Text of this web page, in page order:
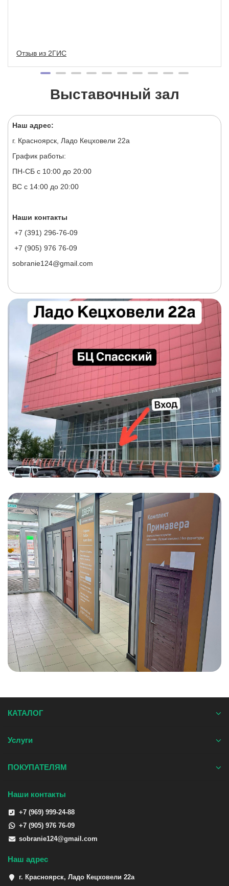
Отзыв из 2ГИС
Выставочный зал
Наш адрес:
г. Красноярск, Ладо Кецховели 22а
График работы:
ПН-СБ с 10:00 до 20:00
ВС с 14:00 до 20:00
Наши контакты
+7 (391) 296-76-09
+7 (905) 976 76-09
sobranie124@gmail.com
КАТАЛОГ
Услуги
ПОКУПАТЕЛЯМ
Наши контакты
+7 (969) 999-24-88
+7 (905) 976 76-09
sobranie124@gmail.com
Наш адрес
г. Красноярск, Ладо Кецховели 22а